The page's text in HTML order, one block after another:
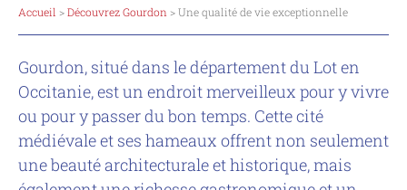
Accueil >Découvrez Gourdon > Une qualité de vie exceptionnelle
Gourdon, situé dans le département du Lot en
Occitanie, est un endroit merveilleux pour y vivre
ou pour y passer du bon temps. Cette cité
médiévale et ses hameaux offrent non seulement
une beauté architecturale et historique, mais